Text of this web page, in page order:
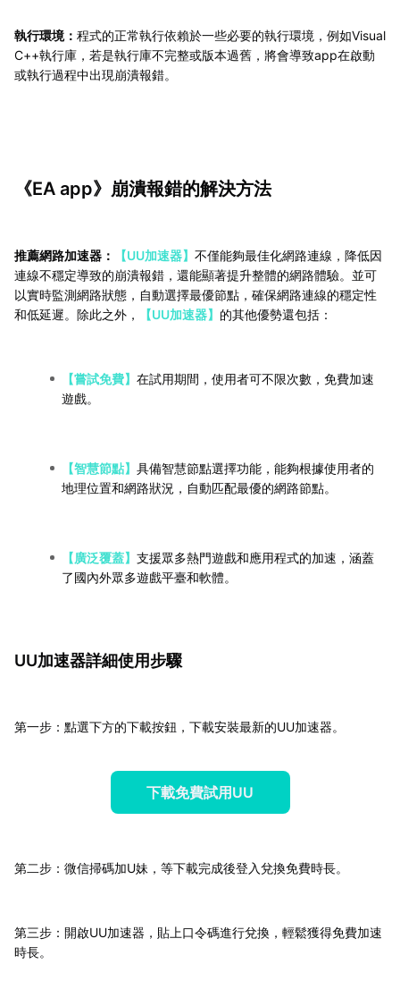
執行環境： 程式的正常執行依賴於一些必要的執行環境，例如Visual
C++執行庫，若是執行庫不完整或版本過舊，將會導致app在啟動
或執行過程中出現崩潰報錯。
《EA app》崩潰報錯的解決方法
推薦網路加速器： 【UU加速器】 不僅能夠最佳化網路連線，降低因
連線不穩定導致的崩潰報錯，還能顯著提升整體的網路體驗。並可
以實時監測網路狀態，自動選擇最優節點，確保網路連線的穩定性
和低延遲。除此之外，
【UU加速器】 的其他優勢還包括：
【嘗試免費】 在試用期間，使用者可不限次數，免費加速
遊戲。
【智慧節點】 具備智慧節點選擇功能，能夠根據使用者的
地理位置和網路狀況，自動匹配最優的網路節點。
【廣泛覆蓋】 支援眾多熱門遊戲和應用程式的加速，涵蓋
了國內外眾多遊戲平臺和軟體。
UU加速器詳細使用步驟
第一步：點選下方的下載按鈕，下載安裝最新的UU加速器。
下載免費試用UU
第二步：微信掃碼加U妹，等下載完成後登入兌換免費時長。
第三步：開啟UU加速器，貼上口令碼進行兌換，輕鬆獲得免費加速
時長。